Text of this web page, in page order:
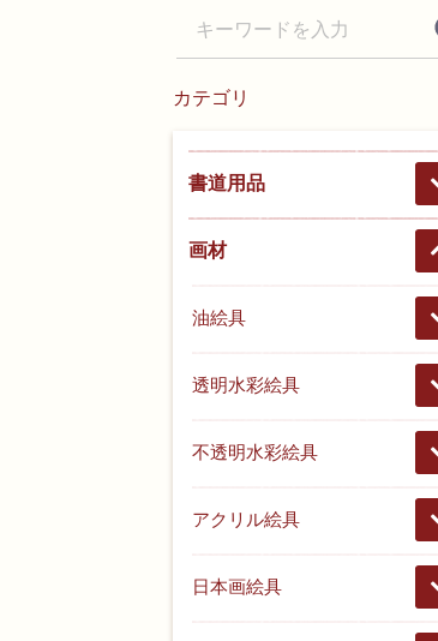
カテゴリ
書道用品
画材
油絵具
透明水彩絵具
不透明水彩絵具
アクリル絵具
日本画絵具